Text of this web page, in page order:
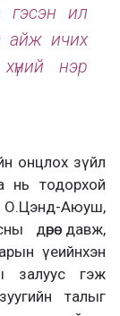
гэсэн ил
айж ичих
нэр
онцлох зүйл
нь тодорхой
Аюуш,
дөрөө давж,
үеийнхэн
залуус гэж
талыг